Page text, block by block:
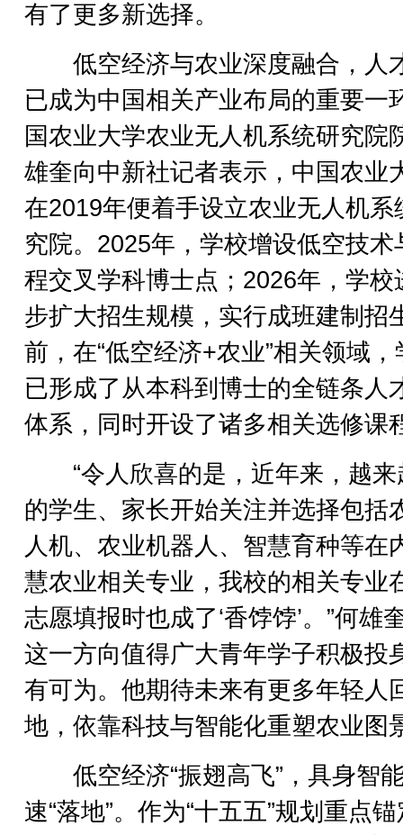
有了更多新选择。
低空经济与农业深度融合，人
已成为中国相关产业布局的重要一
国农业大学农业无人机系统研究院
雄奎向中新社记者表示，中国农业
在2019年便着手设立农业无人机系
究院。2025年，学校增设低空技术
程交叉学科博士点；2026年，学校
步扩大招生规模，实行成班建制招
前，在“低空经济+农业”相关领域，
已形成了从本科到博士的全链条人
体系，同时开设了诸多相关选修课
“令人欣喜的是，近年来，越来
的学生、家长开始关注并选择包括
人机、农业机器人、智慧育种等在
慧农业相关专业，我校的相关专业
志愿填报时也成了‘香饽饽’。”何雄
这一方向值得广大青年学子积极投
有可为。他期待未来有更多年轻人
地，依靠科技与智能化重塑农业图
低空经济“振翅高飞”，具身智
速“落地”。作为“十五五”规划重点